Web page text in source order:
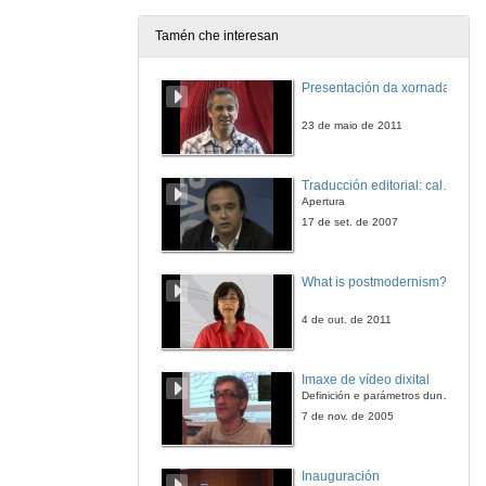
Miñas Cousas
14 de maio de 2015
14 de maio de 2015
Tamén che interesan
Presentación da xornada
23 de maio de 2011
Apertura
17 de set. de 2007
What is postmodernism?
4 de out. de 2011
Imaxe de vídeo dixital
Definición e parámetros dunha imaxe dixital. Resolución e Aspecto. Profundidade da cor. Compresión. Frame por segundo. Entrelazado. Campos, cadros
7 de nov. de 2005
Inauguración